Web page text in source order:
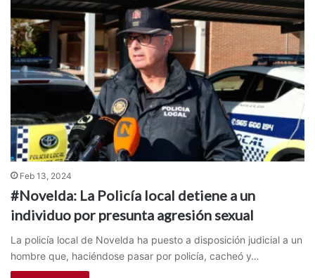
Feb 13, 2024
#Novelda: La Policía local detiene a un
individuo por presunta agresión sexual
La policía local de Novelda ha puesto a disposición judicial a un
hombre que, haciéndose pasar por policía, cacheó y…